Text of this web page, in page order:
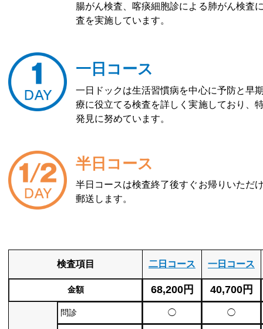
腸がん検査、喀痰細胞診による肺がん検査
査を実施しています。
一日コース
一日ドックは生活習慣病を中心に予防と早
療に役立てる検査を詳しく実施しており、
発見に努めています。
半日コース
半日コースは検査終了後すぐお帰りいただ
郵送します。
検査項目 二日コース 一日コース
金額 68,200円 40,700円
問診 ◯ ◯